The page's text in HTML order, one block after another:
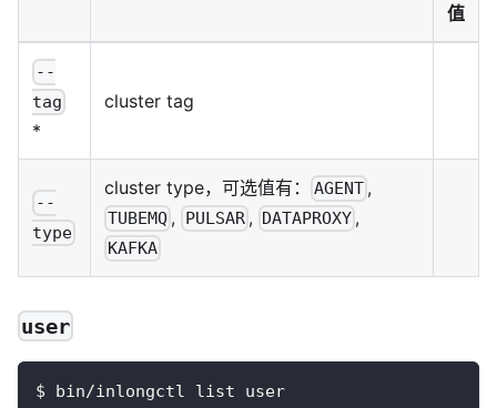
值
--
tag
*
cluster tag
--
type
cluster type，可选值有： AGENT ,
TUBEMQ , PULSAR , DATAPROXY ,
KAFKA
user
$ bin/inlongctl list user